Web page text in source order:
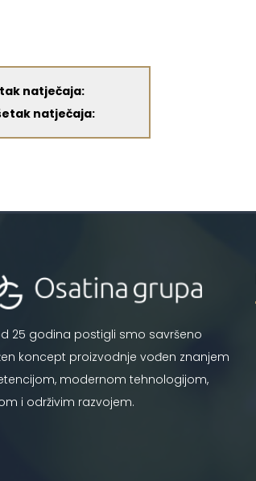
natječaja:
natječaja:
25 godina postigli smo savršeno
koncept proizvodnje vođen znanjem
modernom tehnologijom,
i održivim razvojem.